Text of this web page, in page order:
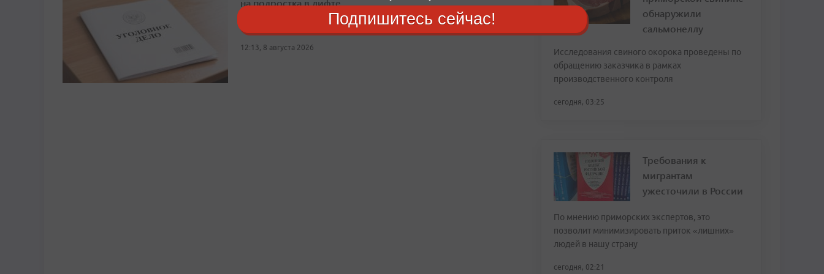
на подростка в лифте
Пострадавшему школьнику были причинены телесные повреждения
12:13, 8 августа 2026
обнаружили
сальмонеллу
Исследования свиного окорока проведены по
обращению заказчика в рамках
производственного контроля
сегодня, 03:25
Требования к
мигрантам
ужесточили в России
По мнению приморских экспертов, это
позволит минимизировать приток «лишних»
людей в нашу страну
сегодня, 02:21
Подпишитесь сейчас!